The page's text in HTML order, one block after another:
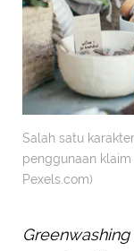
Salah satu
penggunaan
Pexels.com)
Greenwashing